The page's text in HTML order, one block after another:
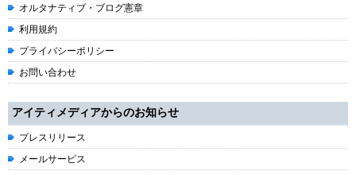
オルタナティブ・ブログ憲章
利用規約
プライバシーポリシー
お問い合わせ
アイティメディアからのお知らせ
プレスリリース
メールサービス